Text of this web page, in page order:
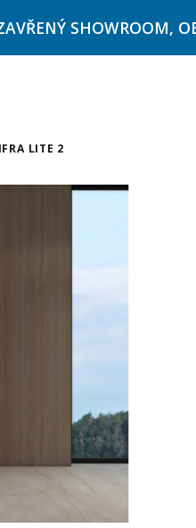
SHOWROOM,
LITE 2